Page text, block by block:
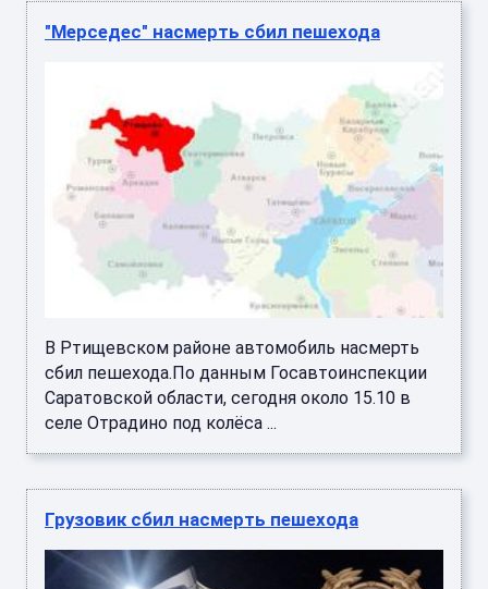
"Мерседес" насмерть сбил пешехода
В Ртищевском районе автомобиль насмерть
сбил пешехода.По данным Госавтоинспекции
Саратовской области, сегодня около 15.10 в
селе Отрадино под колёса ...
Грузовик сбил насмерть пешехода